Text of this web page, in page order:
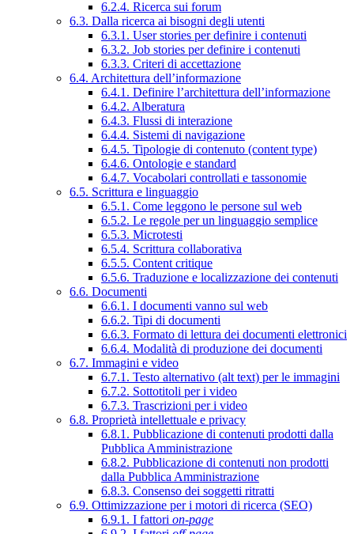
6.2.4. Ricerca sui forum
6.3. Dalla ricerca ai bisogni degli utenti
6.3.1. User stories per definire i contenuti
6.3.2. Job stories per definire i contenuti
6.3.3. Criteri di accettazione
6.4. Architettura dell’informazione
6.4.1. Definire l’architettura dell’informazione
6.4.2. Alberatura
6.4.3. Flussi di interazione
6.4.4. Sistemi di navigazione
6.4.5. Tipologie di contenuto (content type)
6.4.6. Ontologie e standard
6.4.7. Vocabolari controllati e tassonomie
6.5. Scrittura e linguaggio
6.5.1. Come leggono le persone sul web
6.5.2. Le regole per un linguaggio semplice
6.5.3. Microtesti
6.5.4. Scrittura collaborativa
6.5.5. Content critique
6.5.6. Traduzione e localizzazione dei contenuti
6.6. Documenti
6.6.1. I documenti vanno sul web
6.6.2. Tipi di documenti
6.6.3. Formato di lettura dei documenti elettronici
6.6.4. Modalità di produzione dei documenti
6.7. Immagini e video
6.7.1. Testo alternativo (alt text) per le immagini
6.7.2. Sottotitoli per i video
6.7.3. Trascrizioni per i video
6.8. Proprietà intellettuale e privacy
6.8.1. Pubblicazione di contenuti prodotti dalla
Pubblica Amministrazione
6.8.2. Pubblicazione di contenuti non prodotti
dalla Pubblica Amministrazione
6.8.3. Consenso dei soggetti ritratti
6.9. Ottimizzazione per i motori di ricerca (SEO)
6.9.1. I fattori on-page